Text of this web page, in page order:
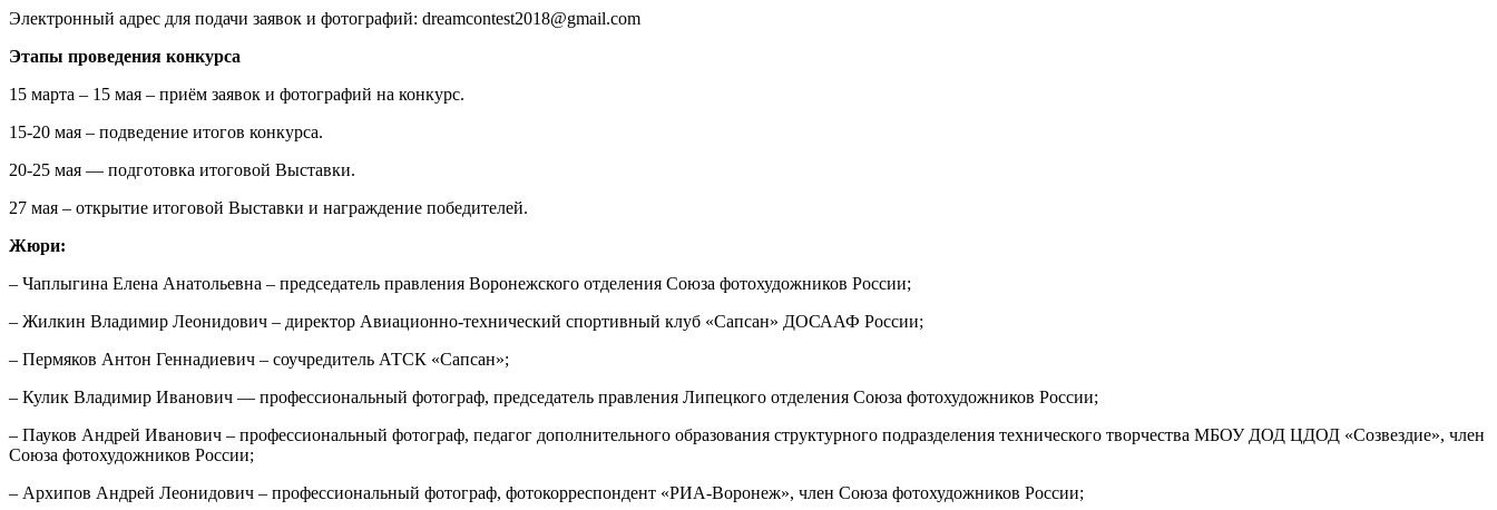
Электронный адрес для подачи заявок и фотографий: dreamcontest2018@gmail.com
Этапы проведения конкурса
15 марта – 15 мая – приём заявок и фотографий на конкурс.
15-20 мая – подведение итогов конкурса.
20-25 мая — подготовка итоговой Выставки.
27 мая – открытие итоговой Выставки и награждение победителей.
Жюри:
– Чаплыгина Елена Анатольевна – председатель правления Воронежского отделения Союза фотохудожников России;
– Жилкин Владимир Леонидович – директор Авиационно-технический спортивный клуб «Сапсан» ДОСААФ России;
– Пермяков Антон Геннадиевич – соучредитель АТСК «Сапсан»;
– Кулик Владимир Иванович — профессиональный фотограф, председатель правления Липецкого отделения Союза фотохудожников России;
– Пауков Андрей Иванович – профессиональный фотограф, педагог дополнительного образования структурного подразделения технического творчества МБОУ ДОД ЦДОД «Созвездие», член
Союза фотохудожников России;
– Архипов Андрей Леонидович – профессиональный фотограф, фотокорреспондент «РИА-Воронеж», член Союза фотохудожников России;